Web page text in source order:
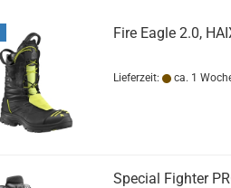
Fire Eagle 2.0,
Lieferzeit: ca. 1
Special Fighter